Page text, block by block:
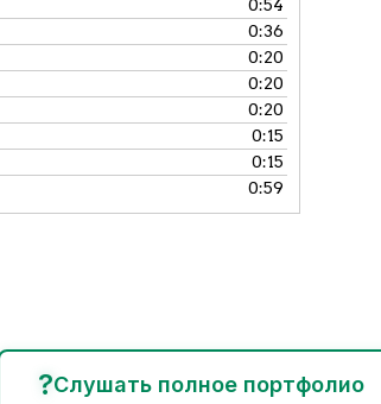
0:54
0:36
0:20
0:20
0:20
0:15
0:15
0:59
?Слушать полное портфолио